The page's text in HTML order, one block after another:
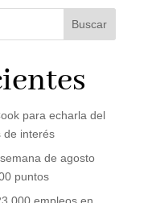
Buscar
para echarla del
de interés
de agosto
puntos